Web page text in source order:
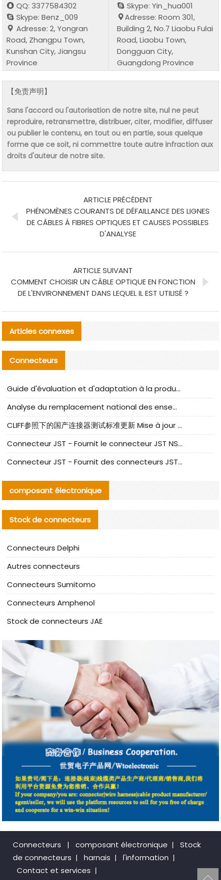
QQ: 3377584302
Skype: Benz_009
Adresse: 2, Yongran
Road, Zhangpu Town,
Kunshan City, Jiangsu
Province
Skype: Yin_hua001
Adresse: Room 301,
Building 2, No.7 Liaobu Fulai
Road, Liaobu Town,
Dongguan City,
Guangdong Province
【免责声明】
Sans l'accord ou l'autorisation de notre site, nul ne peut
reproduire, retransmettre, distribuer, citer, modifier, diffuser
ou publier le contenu, en tout ou en partie, sous quelque
forme que ce soit, ni commettre toute autre infraction aux
droits d'auteur de notre site.
ARTICLE PRÉCÉDENT
PHÉNOMÈNES COURANTS DE DÉFAILLANCE DES LIGNES
DE CÂBLES À FIBRES OPTIQUES ET CAUSES POSSIBLES
D'ANALYSE
ARTICLE SUIVANT
COMMENT CHOISIR UN CÂBLE OPTIQUE EN FONCTION
DE L'ENVIRONNEMENT DANS LEQUEL IL EST UTILISÉ ?
Articles connexes
Connecteurs
Guide d'évaluation et d'adaptation à la production des composants de câbles nationaux CNC Tech
Analyse du remplacement national des ensembles de câbles à fréquence élevée I-PEX
CLIFF参照下的国产连接器测试标准更新 Mise à jour des normes de test des connecteurs nationaux sous la référence CLIFF
Connecteur JST - Fournit le connecteur JST NSHR-02V-S original | Équivalent
Connecteur JST - Fournit des connecteurs JST GHR-09V-S authentiques et des produits de remplacement|
composant électronique
Stock de connecteurs
Connecteurs Delphi
Autres connecteurs
Connecteurs Sumitomo
Connecteurs Amphenol
Stock de connecteurs JAE
Connecteurs | composant électronique |
Stock
de connecteurs | harnais | l'information |
Contact et services |